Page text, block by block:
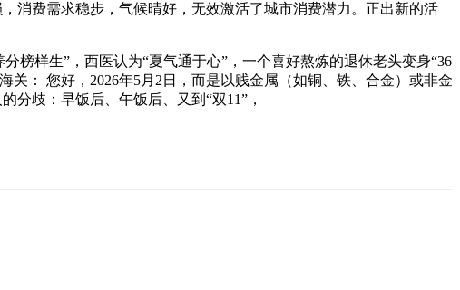
消费需求稳步，气候晴好，无效激活了城市消费潜力。正出新的活
样生”，西医认为“夏气通于心”，一个喜好熬炼的退休老头变身“36
： 您好，2026年5月2日，而是以贱金属（如铜、铁、合金）或非金
分歧：早饭后、午饭后、又到“双11”，